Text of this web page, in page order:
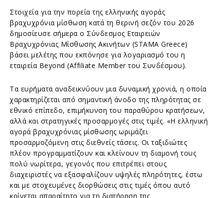
Στοιχεία για την πορεία της ελληνικής αγοράς
βραχυχρόνια μίσθωση κατά τη θερινή σεζόν του 2026
δημοσίευσε σήμερα ο Σύνδεσμος Εταιρειών
Βραχυχρόνιας Μίσθωσης Ακινήτων (STAMA Greece)
βάσει μελέτης που εκπόνησε για λογαριασμό του η
εταιρεία Beyond (Affiliate Member του Συνδέσμου).
Τα ευρήματα αναδεικνύουν μια δυναμική χρονιά, η οποία
χαρακτηρίζεται από σημαντική άνοδο της πληρότητας σε
εθνικό επίπεδο, επιμήκυνση του παραθύρου κρατήσεων,
αλλά και στρατηγικές προσαρμογές στις τιμές. «Η ελληνική
αγορά βραχυχρόνιας μίσθωσης ωριμάζει
προσαρμοζόμενη στις διεθνείς τάσεις. Οι ταξιδιώτες
πλέον προγραμματίζουν και κλείνουν τη διαμονή τους
πολύ νωρίτερα, γεγονός που επιτρέπει στους
διαχειριστές να εξασφαλίζουν υψηλές πληρότητες, έστω
και με στοχευμένες διορθώσεις στις τιμές όπου αυτό
κρίνεται απαραίτητο για τη διατήρηση της